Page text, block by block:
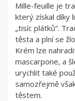
Mille-feuille je
který získal díky
„tisíc plátků“.
těsta a plní se
Krém lze
mascarpone, a
urychlit také
samozřejmě
těstem.